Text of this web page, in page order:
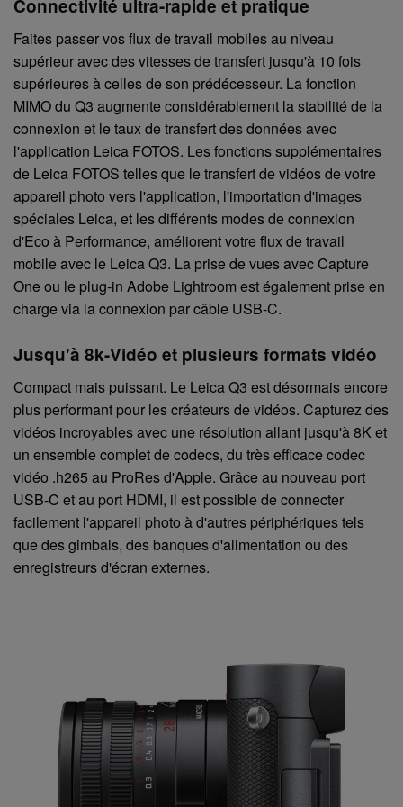
Connectivité ultra-rapide et pratique
Faites passer vos flux de travail mobiles au niveau
supérieur avec des vitesses de transfert jusqu'à 10 fois
supérieures à celles de son prédécesseur. La fonction
MIMO du Q3 augmente considérablement la stabilité de la
connexion et le taux de transfert des données avec
l'application Leica FOTOS. Les fonctions supplémentaires
de Leica FOTOS telles que le transfert de vidéos de votre
appareil photo vers l'application, l'importation d'images
spéciales Leica, et les différents modes de connexion
d'Eco à Performance, améliorent votre flux de travail
mobile avec le Leica Q3. La prise de vues avec Capture
One ou le plug-in Adobe Lightroom est également prise en
charge via la connexion par câble USB-C.
Jusqu'à 8k-Vidéo et plusieurs formats vidéo
Compact mais puissant. Le Leica Q3 est désormais encore
plus performant pour les créateurs de vidéos. Capturez des
vidéos incroyables avec une résolution allant jusqu'à 8K et
un ensemble complet de codecs, du très efficace codec
vidéo .h265 au ProRes d'Apple. Grâce au nouveau port
USB-C et au port HDMI, il est possible de connecter
facilement l'appareil photo à d'autres périphériques tels
que des gimbals, des banques d'alimentation ou des
enregistreurs d'écran externes.